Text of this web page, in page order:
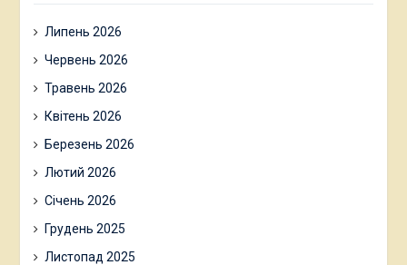
Липень 2026
Червень 2026
Травень 2026
Квітень 2026
Березень 2026
Лютий 2026
Січень 2026
Грудень 2025
Листопад 2025